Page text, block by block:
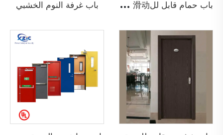
ب
اب حمام قابل لل滑动 من الخشب بنمط الباب المزراعي باب غرفة النوم الخشبي